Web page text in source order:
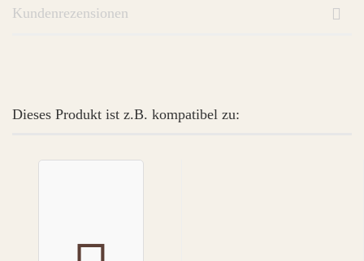
Kundenrezensionen
Dieses Produkt ist z.B. kompatibel zu: